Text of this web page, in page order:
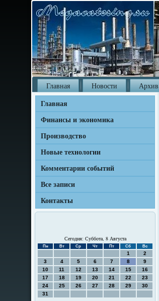
Главная Новости
Главная
Финансы и экономика
Производство
Новые технологии
Комментарии событий
Все записи
Контакты
Сегодня: Суббота, 8 Августа
Пн Вт Ср Чт Пт Сб Вс
1
2
3
4 5 6 7 8
9
10
11 12 13 14 15
16
17
18 19 20 21 22
23
24
25 26 27 28 29
30
31